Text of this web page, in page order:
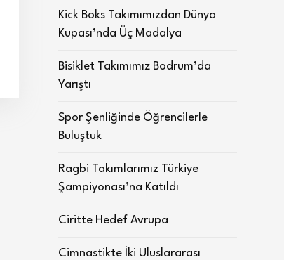
Kick Boks Takımımızdan Dünya
Kupası’nda Üç Madalya
Bisiklet Takımımız Bodrum’da
Yarıştı
Spor Şenliğinde Öğrencilerle
Buluştuk
Ragbi Takımlarımız Türkiye
Şampiyonası’na Katıldı
Ciritte Hedef Avrupa
Cimnastikte İki Uluslararası